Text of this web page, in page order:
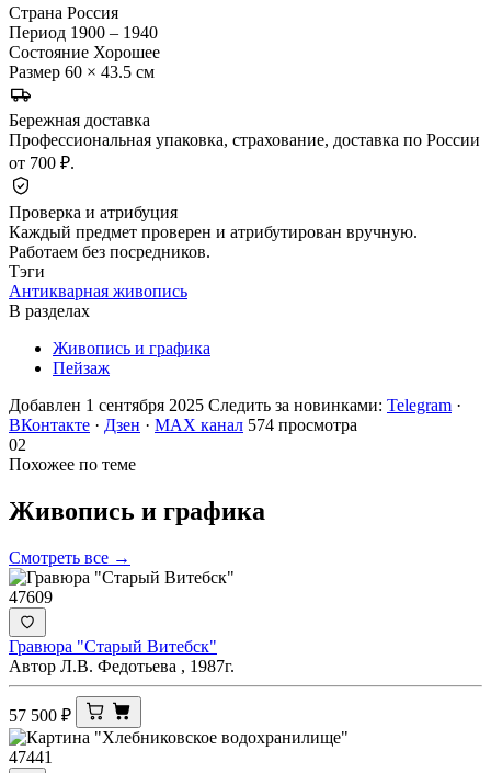
Страна Россия
Период 1900 – 1940
Состояние Хорошее
Размер 60 × 43.5 см
Бережная доставка
Профессиональная упаковка, страхование, доставка по России
от 700 ₽.
Проверка и атрибуция
Каждый предмет проверен и атрибутирован вручную.
Работаем без посредников.
Тэги
Антикварная живопись
В разделах
Живопись и графика
Пейзаж
Добавлен 1 сентября 2025 Следить за новинками: Telegram ·
ВКонтакте · Дзен · MAX канал 574 просмотра
02
Похожее по теме
Живопись и графика
Смотреть все →
47609
Гравюра "Старый Витебск"
Автор Л.В. Федотьева , 1987г.
57 500 ₽
47441